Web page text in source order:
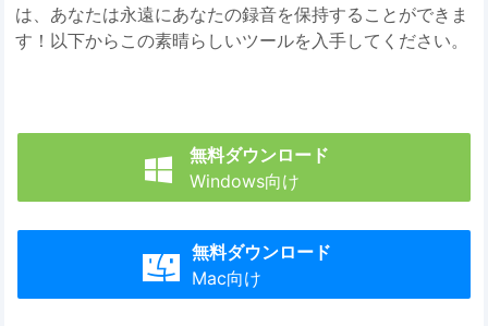
は、あなたは永遠にあなたの録音を保持することができま
す！以下からこの素晴らしいツールを入手してください。

無料ダウンロード
Windows向け

無料ダウンロード
Mac向け